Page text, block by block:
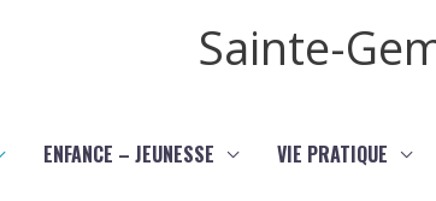
Sainte-
ENFANCE – JEUNESSE VIE PRATIQUE